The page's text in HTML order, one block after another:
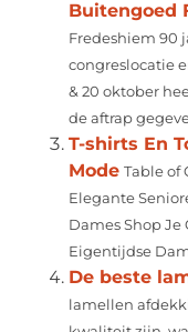
Buitengoed
Fredeshiem 90
congreslocatie
& 20 oktober
de aftrap
T-shirts En
Mode Table of
Elegante
Dames Shop
Eigentijdse
De beste
lamellen